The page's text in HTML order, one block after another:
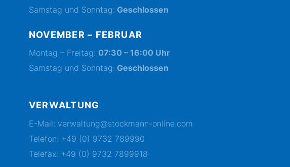
Samstag und Sonntag: Geschlossen
NOVEMBER – FEBRUAR
Montag – Freitag: 07:30 – 16:00 Uhr
Samstag und Sonntag: Geschlossen
VERWALTUNG
E-Mail: verwaltung@stockmann-online.com
Telefon: +49 (0) 9732 789990
Telefax: +49 (0) 9732 7899918